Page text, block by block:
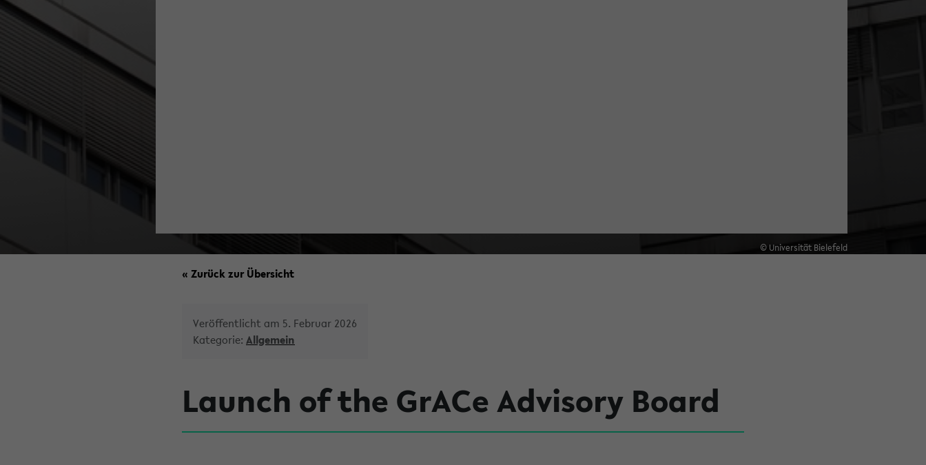
© Universität Bielefeld
« Zurück zur Übersicht
Veröffentlicht am 5. Februar 2026
Kategorie: Allgemein
Launch of the GrACe Advisory Board